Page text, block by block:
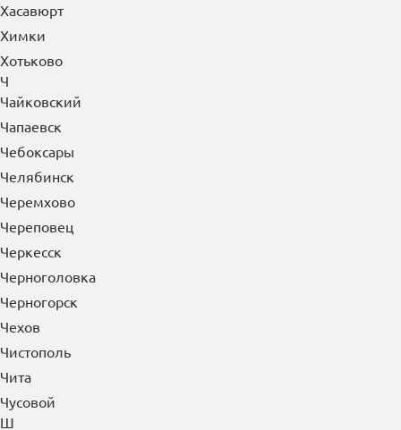
Хасавюрт
Химки
Хотьково
Ч
Чайковский
Чапаевск
Чебоксары
Челябинск
Черемхово
Череповец
Черкесск
Черноголовка
Черногорск
Чехов
Чистополь
Чита
Чусовой
Ш